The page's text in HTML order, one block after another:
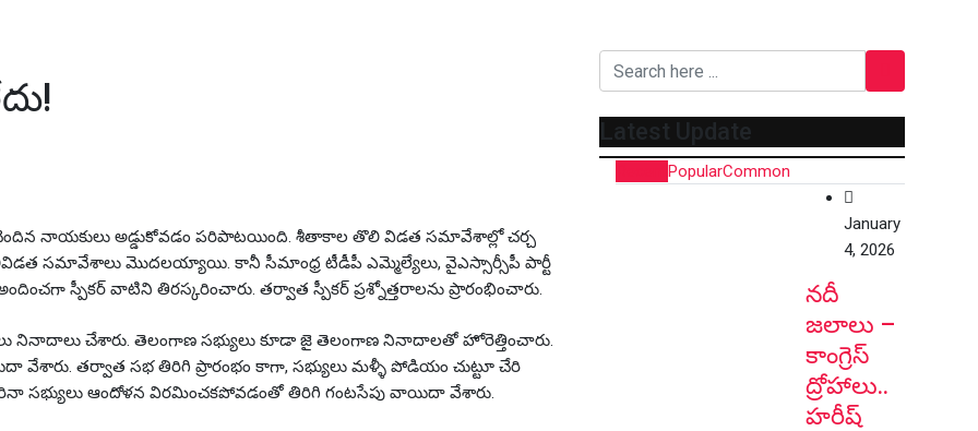
నాయకులు అడ్డుకోవడం పరిపాటయింది. శీతాకాల తొలి విడత సమావేశాల్లో చర్చ
మలివిడత సమావేశాలు మొదలయ్యాయి. కానీ సీమాంధ్ర టీడీపీ ఎమ్మెల్యేలు, వైఎస్సార్సీపీ పార్టీ
స్పీకర్ వాటిని తిరస్కరించారు. తర్వాత స్పీకర్ ప్రశ్నోత్తరాలను ప్రారంభించారు.
నినాదాలు చేశారు. తెలంగాణ సభ్యులు కూడా జై తెలంగాణ నినాదాలతో హోరెత్తించారు.
వేశారు. తర్వాత సభ తిరిగి ప్రారంభం కాగా, సభ్యులు మళ్ళీ పోడియం చుట్టూ చేరి
సభ్యులు ఆందోళన విరమించకపోవడంతో తిరిగి గంటసేపు వాయిదా వేశారు.
Latest Update
PopularCommon
January
4, 2026
నదీ
జలాలు –
కాంగ్రెస్
ద్రోహాలు..
హరీష్